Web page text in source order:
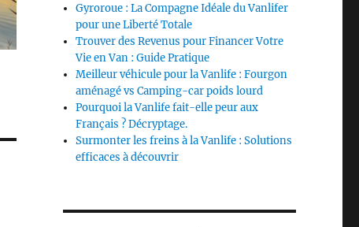
Gyroroue : La Compagne Idéale du Vanlifer
pour une Liberté Totale
Trouver des Revenus pour Financer Votre
Vie en Van : Guide Pratique
Meilleur véhicule pour la Vanlife : Fourgon
aménagé vs Camping-car poids lourd
Pourquoi la Vanlife fait-elle peur aux
Français ? Décryptage.
Surmonter les freins à la Vanlife : Solutions
efficaces à découvrir